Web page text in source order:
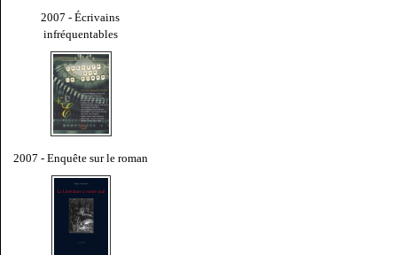
2007 - Écrivains
infréquentables
2007 - Enquête sur le roman